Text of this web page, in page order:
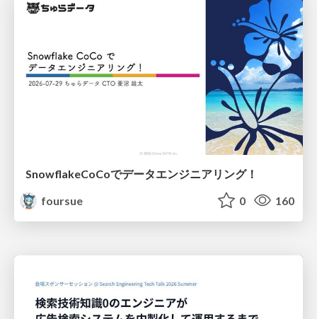
SnowflakeCoCoでデータエンジニアリング！
foursue
0 160